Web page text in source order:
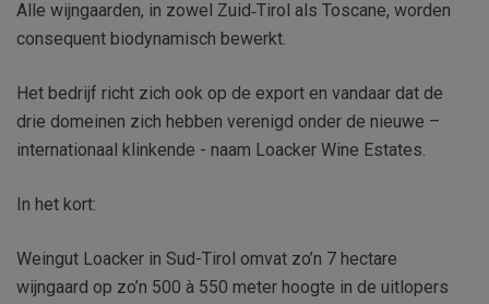
Alle wijngaarden, in zowel Zuid‑Tirol als Toscane, worden
consequent biodynamisch bewerkt.
Het bedrijf richt zich ook op de export en vandaar dat de
drie domeinen zich hebben verenigd onder de nieuwe –
internationaal klinkende - naam Loacker Wine Estates.
In het kort:
Weingut Loacker in Sud-Tirol omvat zo’n 7 hectare
wijngaard op zo’n 500 à 550 meter hoogte in de uitlopers